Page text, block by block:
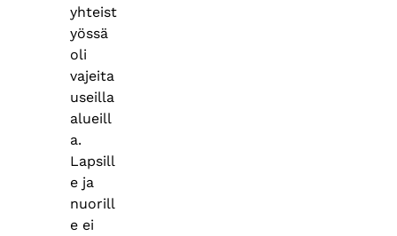
yhteist
yössä
oli
vajeita
useilla
alueill
a.
Lapsill
e ja
nuorill
e ei